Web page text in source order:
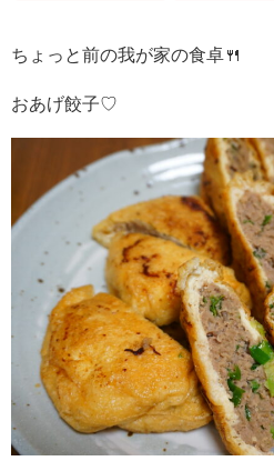
ちょっと前の我が家の食卓🍴
おあげ餃子♡